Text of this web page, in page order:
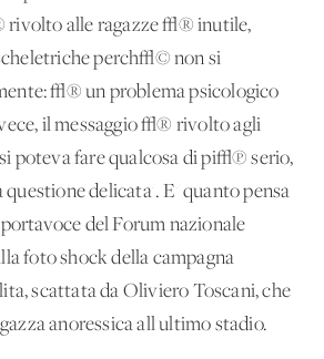
rivolto alle ragazze √® inutile,
perch√© non si
√® un problema psicologico
il messaggio √® rivolto agli
poteva fare qualcosa di pi√π serio,
delicata'. E' quanto pensa
del Forum nazionale
foto shock della campagna
scattata da Oliviero Toscani, che
anoressica all'ultimo stadio.